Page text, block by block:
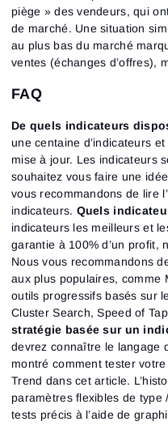
piège » des vendeurs, qui
de marché. Une situation
au plus bas du marché
ventes (échanges d’offres),
FAQ
De quels indicateurs
une centaine d’indicateurs
mise à jour. Les indicateurs
souhaitez vous faire une
vous recommandons de lire
indicateurs. Quels
indicateurs les meilleurs et
garantie à 100% d’un profit,
Nous vous recommandons
aux plus populaires, comme
outils progressifs basés sur
Cluster Search, Speed ​​of
stratégie basée sur un
devrez connaître le langage
montré comment tester
Trend dans cet article.
paramètres flexibles de type
tests précis à l’aide de